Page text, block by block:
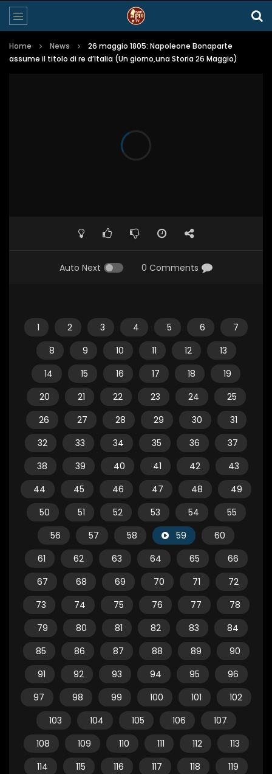
Home News
26 maggio 1805: Napoleone Bonaparte
assume il titolo di re d’Italia (Un giorno,una Storia 26 Maggio)
Auto Next 0 Comments
1 2 3 4 5 6
7
8
9 10 11 12
13
14
15 16 17 18
19
20
21 22 23 24
25
26
27 28 29 30
31
32
33 34 35 36
37
38
39 40 41 42
43
44
45 46 47 48
49
50
51 52 53 54
55
56
57 58 59
60
61
62 63 64 65
66
67
68 69 70 71
72
73
74 75 76 77
78
79
80 81 82 83
84
85
86 87 88 89
90
91
92 93 94 95
96
97
98 99 100 101
102
103
104 105 106
107
108
109 110 111 112
113
114
115 116 117 118
119